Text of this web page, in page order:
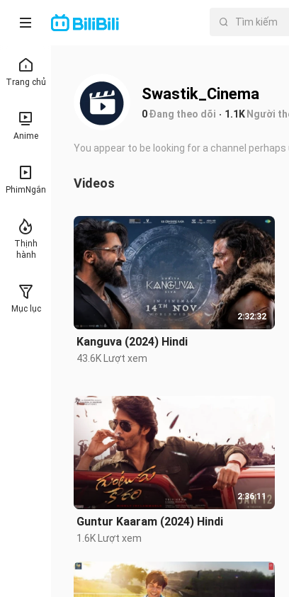
Trang chủ
Anime
PhimNgắn
Thịnh
hành
Mục lục
Swastik_Cinema
0Đang theo dõi 1.1KNgười
You appear to be looking for a channel
Videos
2:32:32
Kanguva (2024) Hindi
43.6K Lượt xem
2:36:11
Guntur Kaaram (2024) Hindi
1.6K Lượt xem